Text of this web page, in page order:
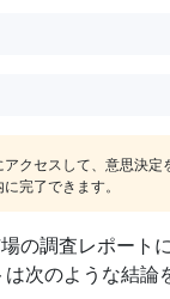
クセスして、意思決定
完了できます。
の調査レポート
次のような結論